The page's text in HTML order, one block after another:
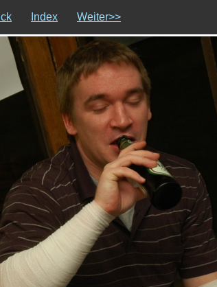
Index Weiter>>